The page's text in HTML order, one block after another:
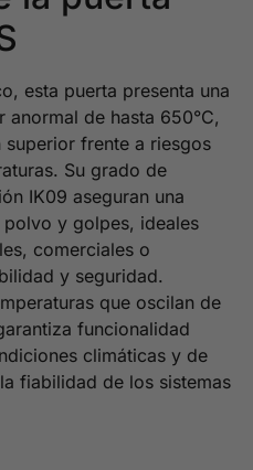
esta puerta presenta una
anormal de hasta 650°C,
frente a riesgos
Su grado de
IK09 aseguran una
y golpes, ideales
comerciales o
y seguridad.
que oscilan de
funcionalidad
climáticas y de
fiabilidad de los sistemas